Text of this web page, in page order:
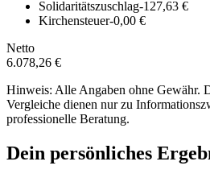
Solidaritätszuschlag-127,63 €
Kirchensteuer-0,00 €
Netto
6.078,26 €
Hinweis: Alle Angaben ohne Gewähr.
Vergleiche dienen nur zu
professionelle Beratung.
Dein persönliches